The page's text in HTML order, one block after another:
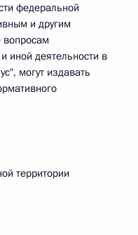
федеральной
и другим
вопросам
иной деятельности в
могут издавать
территории